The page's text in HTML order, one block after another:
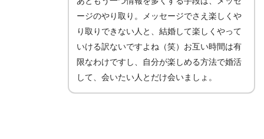
ージのやり取り。メッセージでさえ楽しくや
り取りできない人と、結婚して楽しくやって
いける訳ないですよね（笑）お互い時間は有
限なわけですし、自分が楽しめる方法で婚活
して、会いたい人とだけ会いましょ。